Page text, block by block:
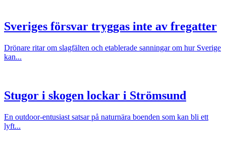
Sveriges försvar tryggas inte av fregatter
Drönare ritar om slagfälten och etablerade sanningar om hur Sverige
kan...
Stugor i skogen lockar i Strömsund
En outdoor-entusiast satsar på naturnära boenden som kan bli ett
lyft...